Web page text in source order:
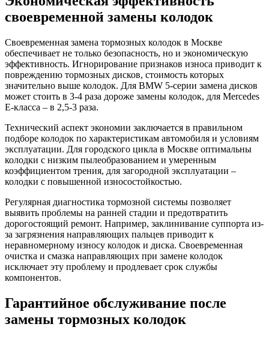
своевременной замены колодок
Своевременная замена тормозных колодок в Москве
обеспечивает не только безопасность, но и экономическую
эффективность. Игнорирование признаков износа приводит к
повреждению тормозных дисков, стоимость которых
значительно выше колодок. Для BMW 5-серии замена дисков
может стоить в 3-4 раза дороже замены колодок, для Mercedes
E-класса – в 2,5-3 раза.
Технический аспект экономии заключается в правильном
подборе колодок по характеристикам автомобиля и условиям
эксплуатации. Для городского цикла в Москве оптимальны
колодки с низким пылеобразованием и умеренным
коэффициентом трения, для загородной эксплуатации –
колодки с повышенной износостойкостью.
Регулярная диагностика тормозной системы позволяет
выявить проблемы на ранней стадии и предотвратить
дорогостоящий ремонт. Например, заклинивание суппорта из-
за загрязнения направляющих пальцев приводит к
неравномерному износу колодок и диска. Своевременная
очистка и смазка направляющих при замене колодок
исключает эту проблему и продлевает срок службы
компонентов.
Гарантийное обслуживание после
замены тормозных колодок